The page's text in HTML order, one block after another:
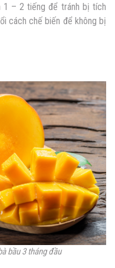
1 – 2 tiếng để tránh bị tích
cách chế biến để không bị
bầu 3 tháng đầu